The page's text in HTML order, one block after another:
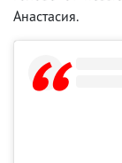
Анастасия.